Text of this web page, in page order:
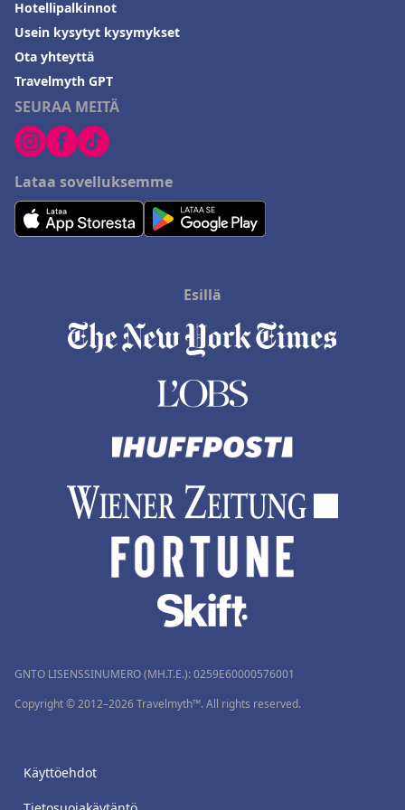
SEURAA MEITÄ
Lataa sovelluksemme
Hotellipalkinnot
Usein kysytyt kysymykset
Ota yhteyttä
Travelmyth GPT
Esillä
GNTO LISENSSINUMERO (MH.T.E.): 0259Ε60000576001
Copyright © 2012–2026 Travelmyth™. All rights reserved.
Käyttöehdot